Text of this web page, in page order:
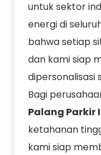
untuk sektor
energi di
bahwa setiap
dan kami siap
dipersonalisasi
Bagi
Palang Parkir
ketahanan
kami siap